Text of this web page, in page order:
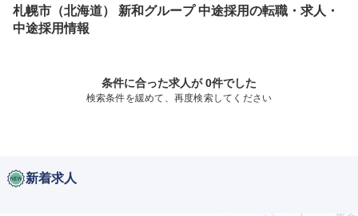
札幌市（北海道） 新和グループ 中途採用の転職・求人・
中途採用情報
条件に合った求人が 0件でした
検索条件を緩めて、再度検索してください
新着求人